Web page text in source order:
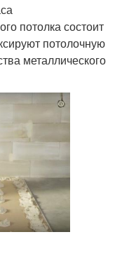
потолка состоит
потолочную
металлического